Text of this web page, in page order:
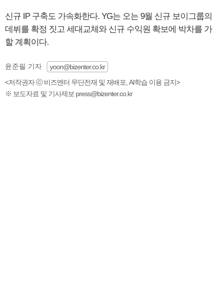
신규 IP 구축도 가속화한다. YG는 오는 9월 신규 보이그룹의
데뷔를 확정 짓고 세대교체와 신규 수익원 확보에 박차를 가
할 계획이다.
윤준필 기자
yoon@bizenter.co.kr
<저작권자 ⓒ 비즈엔터 무단전재 및 재배포, AI학습 이용 금지>
※ 보도자료 및 기사제보 press@bizenter.co.kr